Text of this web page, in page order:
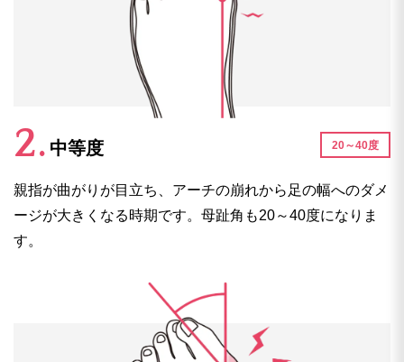
中等度 20～40度
親指が曲がりが目立ち、アーチの崩れから足の幅へのダメ
ージが大きくなる時期です。母趾角も20～40度になりま
す。